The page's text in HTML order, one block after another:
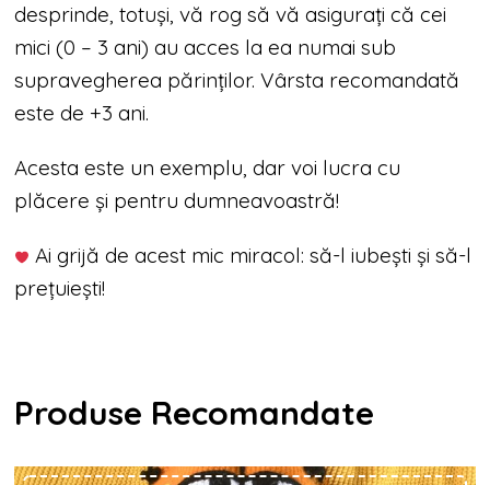
desprinde, totuși, vă rog să vă asigurați că cei
mici (0 – 3 ani) au acces la ea numai sub
supravegherea părinților. Vârsta recomandată
este de +3 ani.
Acesta este un exemplu, dar voi lucra cu
plăcere și pentru dumneavoastră!
Ai grijă de acest mic miracol: să-l iubești și să-l
prețuiești!
Produse Recomandate